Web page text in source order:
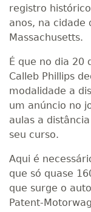
registro
anos, na cidade
Massachusetts.
É que no dia 20
Calleb Phillips
modalidade a
um anúncio no
aulas a
seu curso.
Aqui é
que só quase
que surge o
Patent-